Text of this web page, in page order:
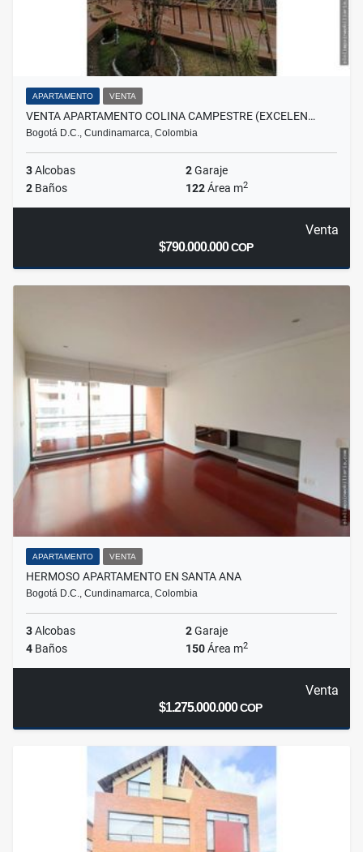
APARTAMENTO VENTA
VENTA APARTAMENTO COLINA CAMPESTRE (EXCELEN…
Bogotá D.C., Cundinamarca, Colombia
3Alcobas 2Garaje
2 Baños 122Área m2
Venta
$790.000.000COP
APARTAMENTO VENTA
HERMOSO APARTAMENTO EN SANTA ANA
Bogotá D.C., Cundinamarca, Colombia
3Alcobas 2Garaje
4 Baños 150Área m2
Venta
$1.275.000.000COP